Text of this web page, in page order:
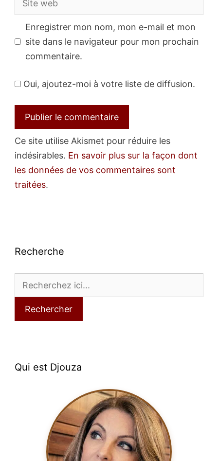
web
Enregistrer mon nom, mon e-mail et mon
site dans le navigateur pour mon prochain
commentaire.
Oui, ajoutez-moi à votre liste de diffusion.
Ce site utilise Akismet pour réduire les
indésirables. En savoir plus sur la façon dont
les données de vos commentaires sont
traitées.
Recherche
Rechercher
Qui est Djouza